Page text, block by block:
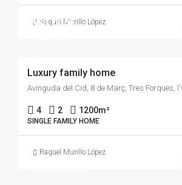
Raquel Murillo López
670.000€
Luxury family home
4 2 1200m²
SINGLE FAMILY HOME
Raquel Murillo López